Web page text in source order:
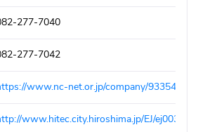
277-7040
277-7042
www.nc-net.or.jp/company/93354/
www.hitec.city.hiroshima.jp/EJ/